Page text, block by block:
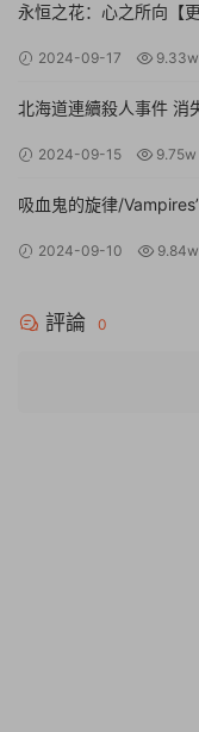
永恒之花：心之所向【
2024-09-17 9.33w
北海道連續殺人事件 消
Serial Murder Case
Ice, Tearful Figurine~
2024-09-15 9.75w
吸血鬼的旋律/
2024-09-10 9.84w
評論 0